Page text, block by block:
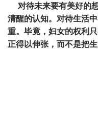
对待未来要有美好的
清醒的认知。对待生活
重。毕竟，妇女的权利
正得以伸张，而不是把